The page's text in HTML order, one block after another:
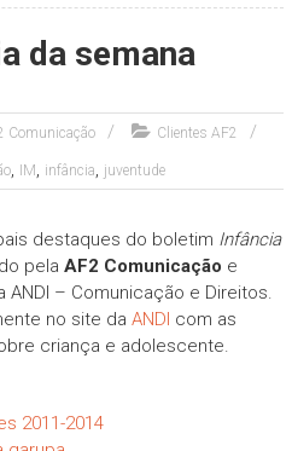
da semana
Comunicação Clientes AF2
, IM, infância, juventude
destaques do boletim Infância
pela AF2 Comunicação e
– Comunicação e Direitos.
no site da ANDI com as
criança e adolescente.
2011-2014